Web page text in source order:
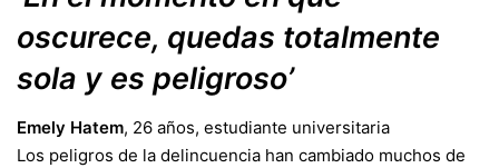
oscurece, quedas totalmente
sola y es peligroso’
Emely Hatem, 26 años, estudiante universitaria
Los peligros de la delincuencia han cambiado muchos de